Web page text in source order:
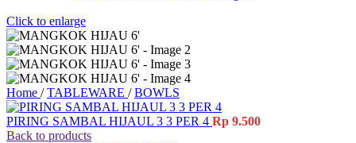
Click to enlarge
Home / TABLEWARE / BOWLS
PIRING SAMBAL HIJAUL 3 3 PER 4 Rp 9.500
Back to products